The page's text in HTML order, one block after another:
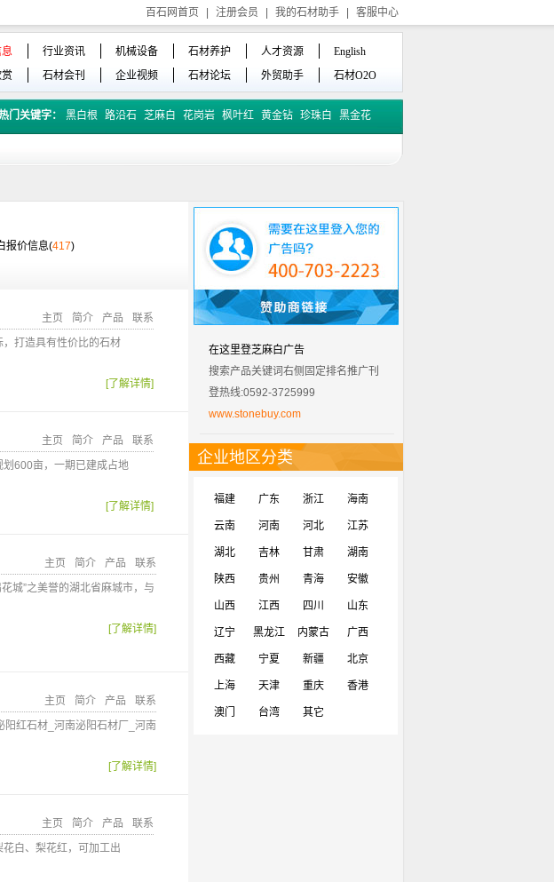
百石网首页 注册会员 我的石材助手 客服中心
行业资讯 机械设备 石材养护 人才资源
English
石材会刊 企业视频 石材论坛 外贸助手 石材O2O
门关键字： 黑白根 路沿石 芝麻白 花岗岩 枫叶红 黄金钻 珍珠白 黑金花
报价信息(417)
主页 简介 产品
联系
打造具有性价比的石材
[了解详情]
主页 简介 产品
联系
600亩，一期已建成占地
[了解详情]
主页 简介 产品
联系
城”之美誉的湖北省麻城市，与
[了解详情]
主页 简介 产品
联系
红石材_河南泌阳石材厂_河南
[了解详情]
主页 简介 产品
联系
白、梨花红，可加工出
在这里登芝麻白广告
搜索产品关键词右侧固定排名推广刊
登热线:0592-3725999
www.stonebuy.com
企业地区分类
福建 广东 浙江 海南
云南 河南 河北 江苏
湖北 吉林 甘肃 湖南
陕西 贵州 青海 安徽
山西 江西 四川 山东
辽宁 黑龙江 内蒙古 广西
西藏 宁夏 新疆 北京
上海 天津 重庆 香港
澳门 台湾 其它